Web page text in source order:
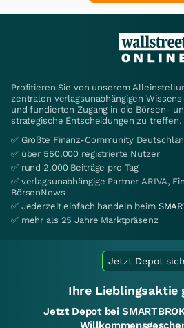
Profitieren Sie von unserem
zentralen verlagsunabhängigen
und fundierten Zugang in die Börsen-
strategische Entscheidungen zu treffen.
✅ Größte Finanz-Community
✅ über 550.000 registrierte Nutzer
✅ rund 2.000 Beiträge pro Tag
✅ verlagsunabhängige Partner ARIVA,
BörsenNews
✅ Jederzeit einfach handeln beim
✅ mehr als 25 Jahre Marktpräsenz
Jetzt Depot
Ihre Lieblingsaktie
Jetzt Depot bei